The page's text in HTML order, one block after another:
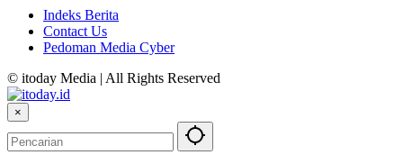
Indeks Berita
Contact Us
Pedoman Media Cyber
© itoday Media | All Rights Reserved
×